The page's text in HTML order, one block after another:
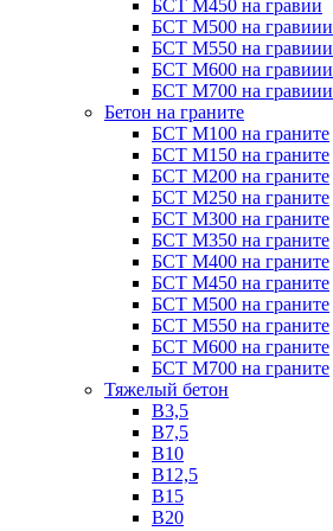
БСТ М450 на гравии
БСТ М500 на гравиии
БСТ М550 на гравиии
БСТ М600 на гравиии
БСТ М700 на гравиии
Бетон на граните
БСТ М100 на граните
БСТ М150 на граните
БСТ М200 на граните
БСТ М250 на граните
БСТ М300 на граните
БСТ М350 на граните
БСТ М400 на граните
БСТ М450 на граните
БСТ М500 на граните
БСТ М550 на граните
БСТ М600 на граните
БСТ М700 на граните
Тяжелый бетон
В3,5
B7,5
В10
В12,5
B15
B20